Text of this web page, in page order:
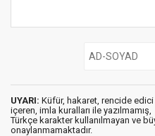
UYARI: Küfür, hakaret, rencide edici
içeren, imla kuralları ile yazılmamış,
Türkçe karakter kullanılmayan ve
onaylanmamaktadır.